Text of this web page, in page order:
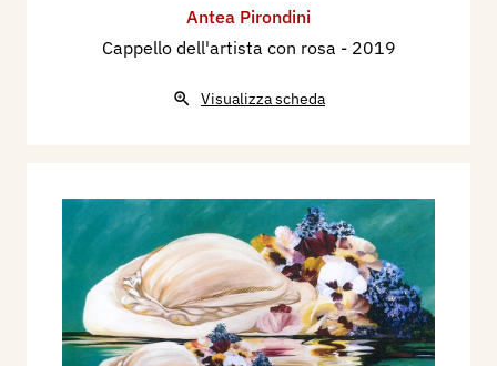
Antea Pirondini
Cappello dell'artista con rosa - 2019
Visualizza scheda